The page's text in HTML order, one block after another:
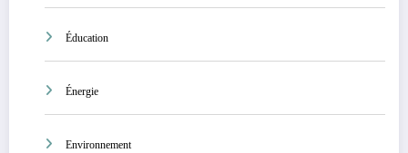
Éducation
Énergie
Environnement